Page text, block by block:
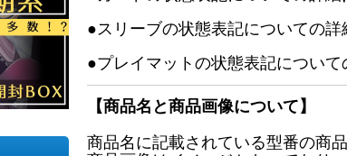
●スリーブの状態表記についての詳
●プレイマットの状態表記について
【商品名と商品画像について】
商品名に記載されている型番の商